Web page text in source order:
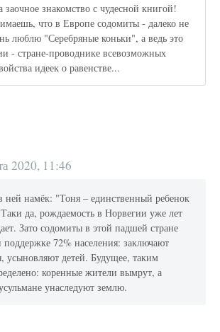
заочное знакомство с чудесной книгой!
что в Европе содомиты - далеко не
люблю "Серебряные коньки", а ведь это
- стране-проводнике всевозможных
идеек о равенстве...
2020, 11:46
ней намёк: "Тоня – единственный ребенок
да, рождаемость в Норвегии уже лет
Зато содомиты в этой падшей стране
72% населения: заключают
усыновляют детей. Будущее, таким
коренные жители вымрут, а
унаследуют землю.